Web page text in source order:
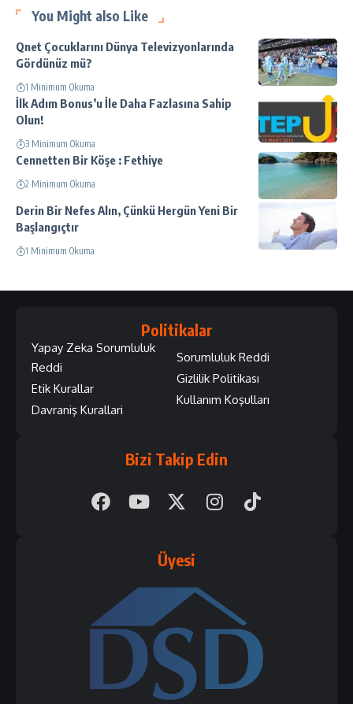
You Might also Like
Qnet Çocuklarını Dünya Televizyonlarında
Gördünüz mü?
1 Minimum Okuma
İlk Adım Bonus’u İle Daha Fazlasına Sahip
Olun!
3 Minimum Okuma
Cennetten Bir Köşe : Fethiye
2 Minimum Okuma
Derin Bir Nefes Alın, Çünkü Hergün Yeni Bir
Başlangıçtır
1 Minimum Okuma
Politikalar
Yapay Zeka Sorumluluk
Reddi
Etik Kurallar
Davraniş Kurallari
Sorumluluk Reddi
Gizlilik Politikası
Kullanım Koşulları
Bizi Takip Edin
Üyesi